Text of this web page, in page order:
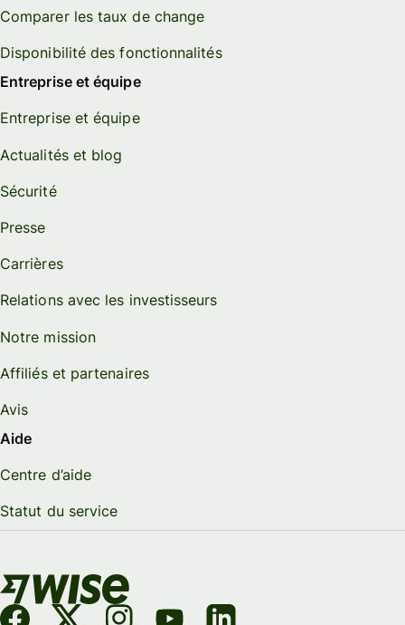
Comparer les taux de change
Disponibilité des fonctionnalités
Entreprise et équipe
Entreprise et équipe
Actualités et blog
Sécurité
Presse
Carrières
Relations avec les investisseurs
Notre mission
Affiliés et partenaires
Avis
Aide
Centre d’aide
Statut du service